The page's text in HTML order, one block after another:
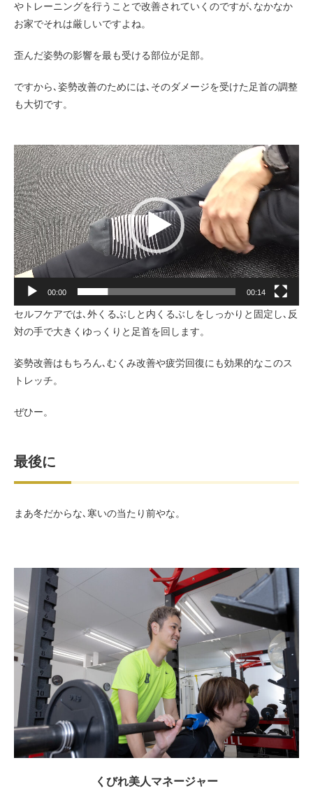
やトレーニングを行うことで改善されていくのですが､なかなか
お家でそれは厳しいですよね。
歪んだ姿勢の影響を最も受ける部位が足部。
ですから､姿勢改善のためには､そのダメージを受けた足首の調整
も大切です。
動
画
プ
レ
ー
ヤ
ー
00:00 00:14
セルフケアでは､外くるぶしと内くるぶしをしっかりと固定し､反
対の手で大きくゆっくりと足首を回します。
姿勢改善はもちろん､むくみ改善や疲労回復にも効果的なこのス
トレッチ。
ぜひー。
最後に
まあ冬だからな､寒いの当たり前やな。
くびれ美人マネージャー